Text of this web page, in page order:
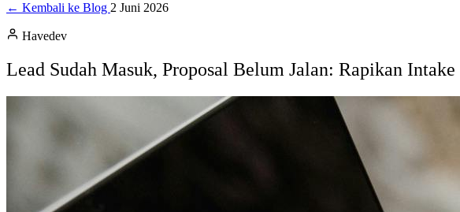
← Kembali ke Blog 2 Juni 2026
Havedev
Lead Sudah Masuk, Proposal Belum Jalan: Rapikan